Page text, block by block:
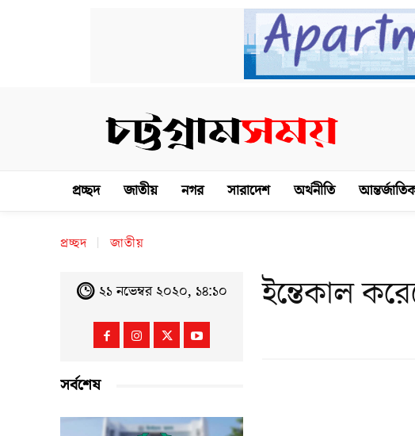
প্রচ্ছদ জাতীয় নগর সারাদেশ অর্থনীতি
প্রচ্ছদ জাতীয়
২১ নভেম্বর ২০২০, ১৪:১০
সর্বশেষ
ইন্তেকাল